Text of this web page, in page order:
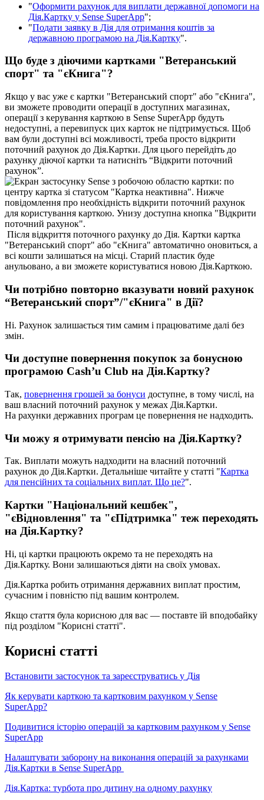
"Оформити рахунок для виплати державної допомоги на
Дія.Картку у Sense SuperApp";
"Подати заявку в Дія для отримання коштів за
державною програмою на Дія.Картку".
Що буде з діючими картками "Ветеранський
спорт" та "єКнига"?
Якщо у вас уже є картки "Ветеранський спорт" або "єКнига",
ви зможете проводити операції в доступних магазинах,
операції з керування карткою в Sense SuperApp будуть
недоступні, а перевипуск цих карток не підтримується. Щоб
вам були доступні всі можливості, треба просто відкрити
поточний рахунок до Дія.Картки. Для цього перейдіть до
рахунку діючої картки та натисніть “Відкрити поточний
рахунок”.
Після відкриття поточного рахунку до Дія. Картки картка
"Ветеранський спорт" або "єКнига" автоматично оновиться, а
всі кошти залишаться на місці. Старий пластик буде
анульовано, а ви зможете користуватися новою Дія.Карткою.
Чи потрібно повторно вказувати новий рахунок
“Ветеранський спорт”/"єКнига" в Дії?
Ні. Рахунок залишається тим самим і працюватиме далі без
змін.
Чи доступне повернення покупок за бонусною
програмою Cash’u Club на Дія.Картку?
Так, повернення грошей за бонуси доступне, в тому числі, на
ваш власний поточний рахунок у межах Дія.Картки.
На рахунки державних програм це повернення не надходить.
Чи можу я отримувати пенсію на Дія.Картку?
Так. Виплати можуть надходити на власний поточний
рахунок до Дія.Картки. Детальніше читайте у статті "Картка
для пенсійних та соціальних виплат. Що це?".
Картки "Національний кешбек",
"єВідновлення" та "єПідтримка" теж переходять
на Дія.Картку?
Ні, ці картки працюють окремо та не переходять на
Дія.Картку. Вони залишаються діяти на своїх умовах.
Дія.Картка робить отримання державних виплат простим,
сучасним і повністю під вашим контролем.
Якщо стаття була корисною для вас — поставте їй вподобайку
під розділом "Корисні статті".
Корисні статті
Встановити застосунок та зареєструватись у Дія
Як керувати карткою та картковим рахунком у Sense
SuperApp?
Подивитися історію операцій за картковим рахунком у Sense
SuperApp
Налаштувати заборону на виконання операцій за рахунками
Дія.Картки в Sense SuperApp
Дія.Картка: турбота про дитину на одному рахунку